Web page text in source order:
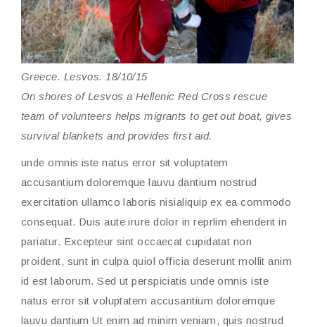
Greece. Lesvos. 18/10/15
On shores of Lesvos a Hellenic Red Cross rescue
team of volunteers helps migrants to get out boat, gives
survival blankets and provides first aid.
unde omnis iste natus error sit voluptatem
accusantium doloremque lauvu dantium nostrud
exercitation ullamco laboris nisialiquip ex ea commodo
consequat. Duis aute irure dolor in reprlim ehenderit in
pariatur. Excepteur sint occaecat cupidatat non
proident, sunt in culpa quiol officia deserunt mollit anim
id est laborum. Sed ut perspiciatis unde omnis iste
natus error sit voluptatem accusantium doloremque
lauvu dantium Ut enim ad minim veniam, quis nostrud